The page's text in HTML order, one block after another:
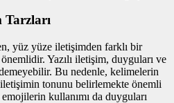
Tarzları
yüz yüze iletişimden farklı bir
Yazılı iletişim, duyguları ve
Bu nedenle, kelimelerin
iletişimin tonunu belirlemekte önemli
kullanımı da duyguları